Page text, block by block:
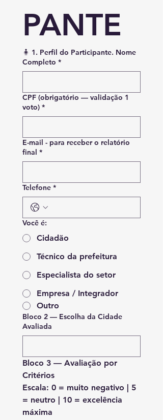
PANTE
🧍 1. Perfil do Participante. Nome
Completo *
CPF (obrigatório — validação 1
voto) *
E-mail - para receber o relatório
final *
Telefone *
Você é:
Cidadão
Técnico da prefeitura
Especialista do setor
Empresa / Integrador
Outro
Bloco 2 — Escolha da Cidade
Avaliada
Bloco 3 — Avaliação por
Critérios
Escala: 0 = muito negativo | 5
= neutro | 10 = excelência
máxima